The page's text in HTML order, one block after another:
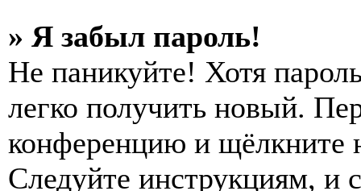
» Я забыл пароль!
Не паникуйте! Хотя
легко получить новый.
конференцию и щёлкните
Следуйте инструкциям, и